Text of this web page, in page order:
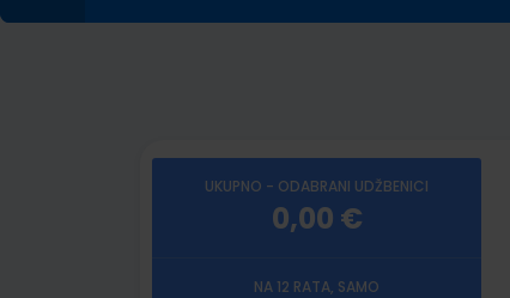
UKUPNO - ODABRANI UDŽBENICI
0,00 €
NA 12 RATA, SAMO